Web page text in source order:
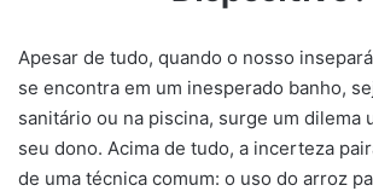
Apesar de tudo, quando o nosso
se encontra em um inesperado banho,
sanitário ou na piscina, surge um dilema
seu dono. Acima de tudo, a incerteza
de uma técnica comum: o uso do arroz